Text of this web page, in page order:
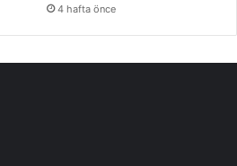
4 hafta önce